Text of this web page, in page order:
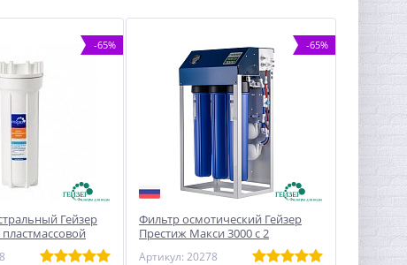
-65%
Гейзер
-65%
Фильтр осмотический Гейзер
Престиж Макси 3000 с 2
Артикул: 20278